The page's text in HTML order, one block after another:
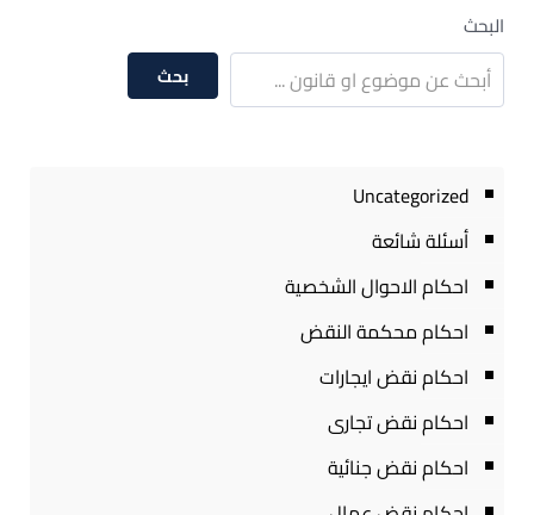
البحث
بحث
Uncategorized
أسئلة شائعة
احكام الاحوال الشخصية
احكام محكمة النقض
احكام نقض ايجارات
احكام نقض تجارى
احكام نقض جنائية